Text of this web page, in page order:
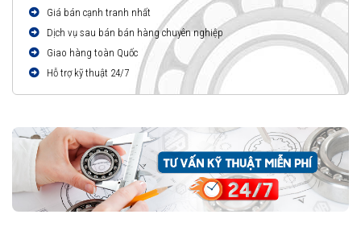
Giá bán cạnh tranh nhất
Dịch vụ sau bán bán hàng chuyên nghiệp
Giao hàng toàn Quốc
Hỗ trợ kỹ thuật 24/7